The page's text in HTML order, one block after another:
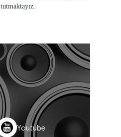
tutmaktayız.
Youtube